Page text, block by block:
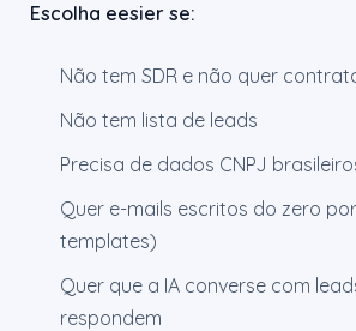
Escolha eesier se:
Não tem SDR e não quer
Não tem lista de leads
Precisa de dados CNPJ
Quer e-mails escritos do zero
templates)
Quer que a IA converse com
respondem